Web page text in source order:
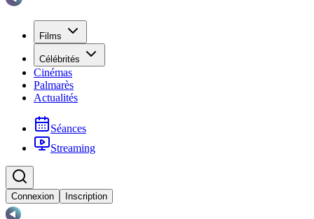
Films
Célébrités
Cinémas
Palmarès
Actualités
Séances
Streaming
Connexion Inscription